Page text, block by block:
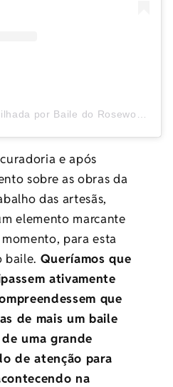
e após
sobre as obras da
das artesãs,
elemento marcante
para esta
baile. Queríamos que
ativamente
que
de mais um baile
uma grande
de atenção para
na